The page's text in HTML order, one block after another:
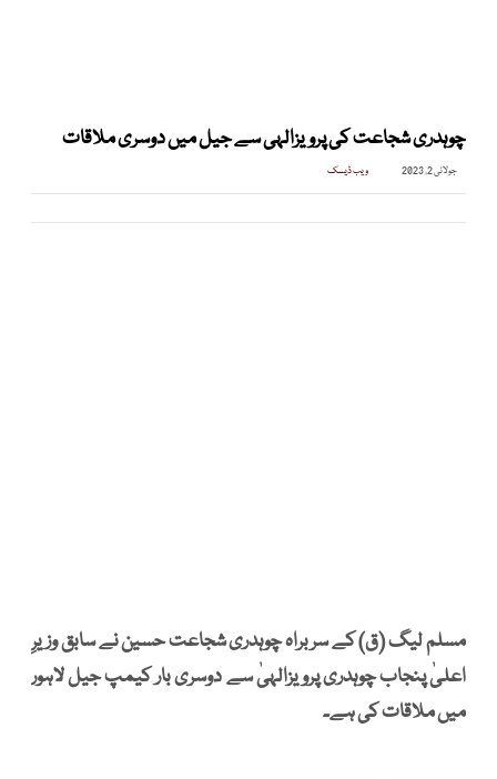
چوہدری شجاعت کی پرویزالہی سے جیل میں دوسری ملاقات
جولائی 2, 2023 ویب ڈیسک
مسلم لیگ (ق) کے سربراہ چوہدری شجاعت حسین نے سابق وزیرِ
اعلیٰ پنجاب چوہدری پرویزالہیٰ سے دوسری بار کیمپ جیل لاہور
میں ملاقات کی ہے۔